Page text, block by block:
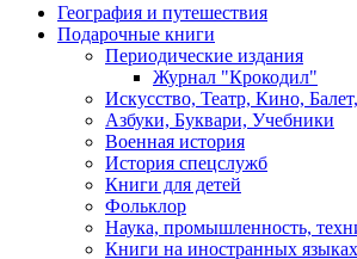
Разделы
каталога
География и путешествия
Подарочные книги
Периодические издания
Журнал "Крокодил"
Искусство, Театр, Кино,
Азбуки, Буквари, Учебники
Военная история
История спецслужб
Книги для детей
Фольклор
Наука, промышленность,
Книги на иностранных языках